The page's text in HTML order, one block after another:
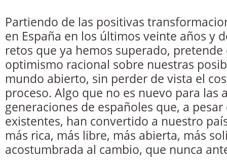
Partiendo de las positivas
en España en los últimos veinte años y
retos que ya hemos superado,
optimismo racional sobre nuestras
mundo abierto, sin perder de vista el
proceso. Algo que no es nuevo para las
generaciones de españoles que, a
existentes, han convertido a nuestro
más rica, más libre, más abierta, más
acostumbrada al cambio, que nunca